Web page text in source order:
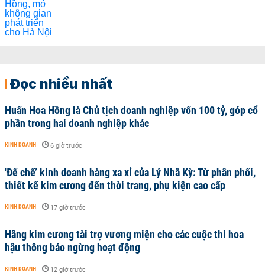
Đọc nhiều nhất
Huấn Hoa Hồng là Chủ tịch doanh nghiệp vốn 100 tỷ, góp cổ
phần trong hai doanh nghiệp khác
KINH DOANH - 6 giờ trước
'Đế chế’ kinh doanh hàng xa xỉ của Lý Nhã Kỳ: Từ phân phối,
thiết kế kim cương đến thời trang, phụ kiện cao cấp
KINH DOANH - 17 giờ trước
Hãng kim cương tài trợ vương miện cho các cuộc thi hoa
hậu thông báo ngừng hoạt động
KINH DOANH - 12 giờ trước